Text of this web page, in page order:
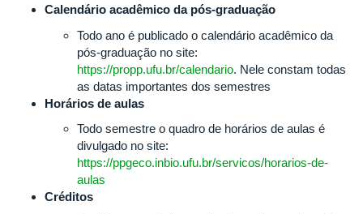
Calendário acadêmico da pós-graduação
Todo ano é publicado o calendário acadêmico da
pós-graduação no site:
https://propp.ufu.br/calendario. Nele constam todas
as datas importantes dos semestres
Horários de aulas
Todo semestre o quadro de horários de aulas é
divulgado no site:
https://ppgeco.inbio.ufu.br/servicos/horarios-de-
aulas
Créditos